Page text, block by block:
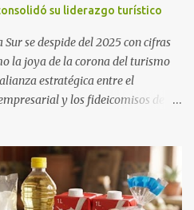
su liderazgo turístico
se despide del 2025 con cifras
la joya de la corona del turismo
estratégica entre el
y los fideicomisos de
Las proyecciones para
con un promedio estatal
la sorpresa del año la ha dado el